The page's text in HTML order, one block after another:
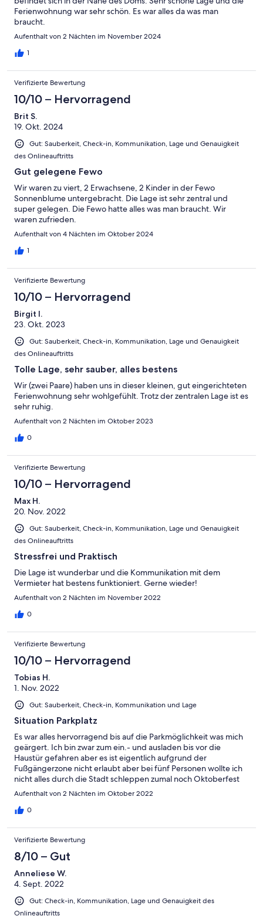
Ferienwohnung war sehr schön. Es war alles da was man
braucht.
Aufenthalt von 2 Nächten im November 2024
1
Verifizierte Bewertung
10/10 – Hervorragend
Brit S.
19. Okt. 2024
Gut: Sauberkeit, Check-in, Kommunikation, Lage und Genauigkeit
des Onlineauftritts
Gut gelegene Fewo
Wir waren zu viert, 2 Erwachsene, 2 Kinder in der Fewo
Sonnenblume untergebracht. Die Lage ist sehr zentral und
super gelegen. Die Fewo hatte alles was man braucht. Wir
waren zufrieden.
Aufenthalt von 4 Nächten im Oktober 2024
1
Verifizierte Bewertung
10/10 – Hervorragend
Birgit I.
23. Okt. 2023
Gut: Sauberkeit, Check-in, Kommunikation, Lage und Genauigkeit
des Onlineauftritts
Tolle Lage, sehr sauber, alles bestens
Wir (zwei Paare) haben uns in dieser kleinen, gut eingerichteten
Ferienwohnung sehr wohlgefühlt. Trotz der zentralen Lage ist es
sehr ruhig.
Aufenthalt von 2 Nächten im Oktober 2023
0
Verifizierte Bewertung
10/10 – Hervorragend
Max H.
20. Nov. 2022
Gut: Sauberkeit, Check-in, Kommunikation, Lage und Genauigkeit
des Onlineauftritts
Stressfrei und Praktisch
Die Lage ist wunderbar und die Kommunikation mit dem
Vermieter hat bestens funktioniert. Gerne wieder!
Aufenthalt von 2 Nächten im November 2022
0
Verifizierte Bewertung
10/10 – Hervorragend
Tobias H.
1. Nov. 2022
Gut: Sauberkeit, Check-in, Kommunikation und Lage
Situation Parkplatz
Es war alles hervorragend bis auf die Parkmöglichkeit was mich
geärgert. Ich bin zwar zum ein.- und ausladen bis vor die
Haustür gefahren aber es ist eigentlich aufgrund der
Fußgängerzone nicht erlaubt aber bei fünf Personen wollte ich
nicht alles durch die Stadt schleppen zumal noch Oktoberfest
war. Da müsste es eine Parkmöglichkeit geben oder eine
darf. Und das nächste ist das ich für das Parkhaus was in der
sich meine Kosten nur für das Parken für das Wochenende auf
28 Euro. Ansonsten aber hat alles tausend Prozent geklappt und
wir waren sonst mit allem hoch zufrieden und würden gerne
wieder kommen. Mit freundlichen Grüßen Fam. Tobias Hüttich
Aufenthalt von 2 Nächten im Oktober 2022
0
Verifizierte Bewertung
8/10 – Gut
Anneliese W.
4. Sept. 2022
Gut: Check-in, Kommunikation, Lage und Genauigkeit des
Onlineauftritts